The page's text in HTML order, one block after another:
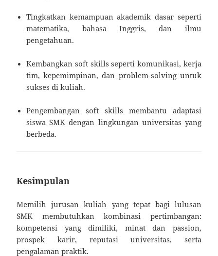
Tingkatkan kemampuan akademik dasar seperti
matematika, bahasa Inggris, dan ilmu
pengetahuan.
Kembangkan soft skills seperti komunikasi, kerja
tim, kepemimpinan, dan problem-solving untuk
sukses di kuliah.
Pengembangan soft skills membantu adaptasi
siswa SMK dengan lingkungan universitas yang
berbeda.
Kesimpulan
Memilih jurusan kuliah yang tepat bagi lulusan
SMK membutuhkan kombinasi pertimbangan:
kompetensi yang dimiliki, minat dan passion,
prospek karir, reputasi universitas, serta
pengalaman praktik.